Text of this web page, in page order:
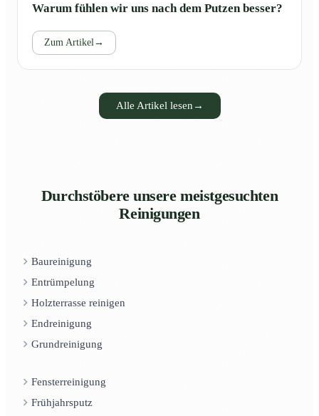
Warum fühlen wir uns nach dem Putzen besser?
Zum Artikel →
Alle Artikel lesen →
Durchstöbere unsere meistgesuchten
Reinigungen
Baureinigung
Entrümpelung
Holzterrasse reinigen
Endreinigung
Grundreinigung
Fensterreinigung
Frühjahrsputz